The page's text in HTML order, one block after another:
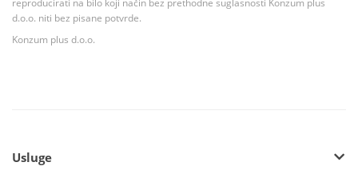
d.o.o. niti bez pisane potvrde.
Konzum plus d.o.o.
Usluge